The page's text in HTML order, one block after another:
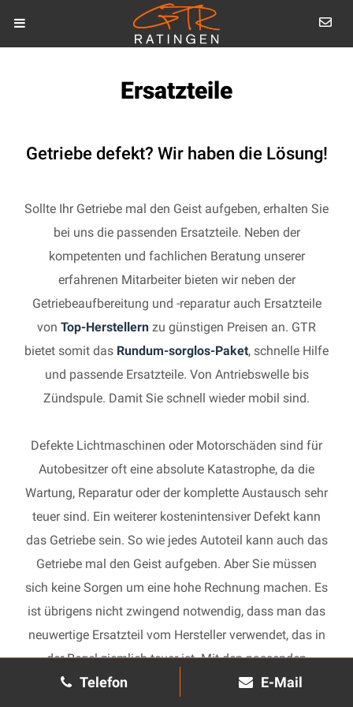
Telefon E-Mail
Ersatzteile
Getriebe defekt? Wir haben die Lösung!
Sollte Ihr Getriebe mal den Geist aufgeben, erhalten Sie
bei uns die passenden Ersatzteile. Neben der
kompetenten und fachlichen Beratung unserer
erfahrenen Mitarbeiter bieten wir neben der
Getriebeaufbereitung und -reparatur auch Ersatzteile
von Top-Herstellern zu günstigen Preisen an. GTR
bietet somit das Rundum-sorglos-Paket, schnelle Hilfe
und passende Ersatzteile. Von Antriebswelle bis
Zündspule. Damit Sie schnell wieder mobil sind.
Defekte Lichtmaschinen oder Motorschäden sind für
Autobesitzer oft eine absolute Katastrophe, da die
Wartung, Reparatur oder der komplette Austausch sehr
teuer sind. Ein weiterer kostenintensiver Defekt kann
das Getriebe sein. So wie jedes Autoteil kann auch das
Getriebe mal den Geist aufgeben. Aber Sie müssen
sich keine Sorgen um eine hohe Rechnung machen. Es
ist übrigens nicht zwingend notwendig, dass man das
neuwertige Ersatzteil vom Hersteller verwendet, das in
der Regel ziemlich teuer ist. Mit den passenden
Ersatzteilen kann jedes gebrauchte Getriebe schnell